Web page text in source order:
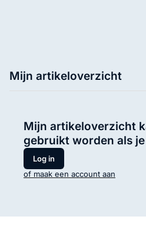
Mijn artikeloverzicht
Mijn artikeloverzicht
gebruikt worden als
Log in
of maak een account aan